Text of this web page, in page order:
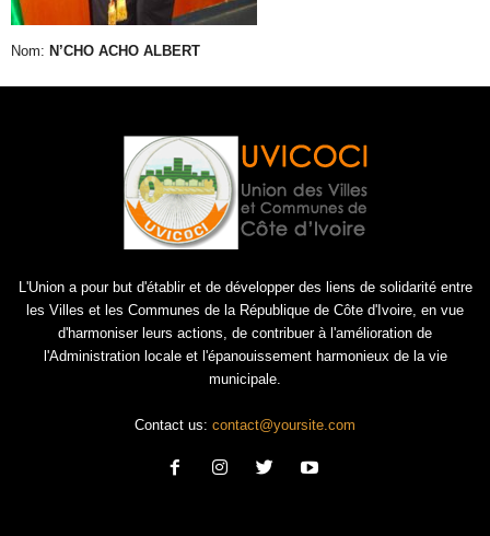
Nom: N’CHO ACHO ALBERT
L'Union a pour but d'établir et de développer des liens de solidarité entre
les Villes et les Communes de la République de Côte d'Ivoire, en vue
d'harmoniser leurs actions, de contribuer à l'amélioration de
l'Administration locale et l'épanouissement harmonieux de la vie
municipale.
Contact us: contact@yoursite.com